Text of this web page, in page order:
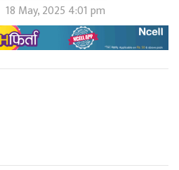
18 May, 2025 4:01 pm